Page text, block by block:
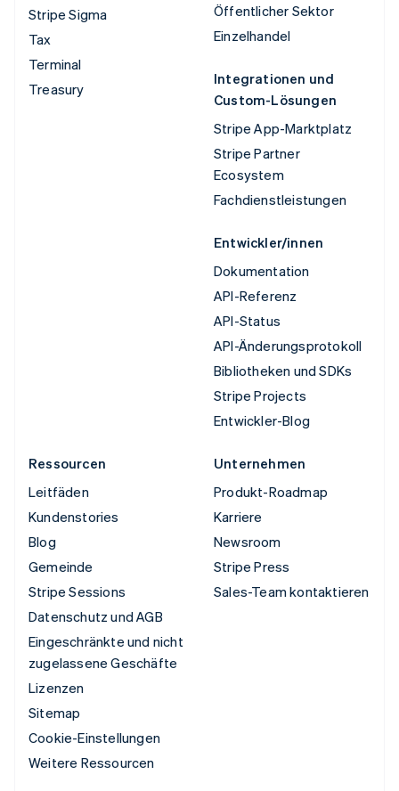
Stripe Sigma
Tax
Terminal
Treasury
Öffentlicher Sektor
Einzelhandel
Integrationen und
Custom-Lösungen
Stripe App-Marktplatz
Stripe Partner
Ecosystem
Fachdienstleistungen
Entwickler/innen
Dokumentation
API-Referenz
API-Status
API-Änderungsprotokoll
Bibliotheken und SDKs
Stripe Projects
Entwickler-Blog
Ressourcen
Leitfäden
Kundenstories
Blog
Gemeinde
Stripe Sessions
Datenschutz und AGB
Eingeschränkte und nicht
zugelassene Geschäfte
Lizenzen
Sitemap
Cookie-Einstellungen
Weitere Ressourcen
Unternehmen
Produkt-Roadmap
Karriere
Newsroom
Stripe Press
Sales-Team kontaktieren